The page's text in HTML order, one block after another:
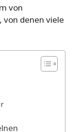
von
denen viele